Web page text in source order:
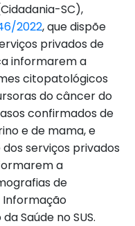
SC),
2022, que dispõe
privados de
informarem a
citopatológicos
do câncer do
confirmados de
e de mama, e
serviços privados
a
de
Informação
Saúde no SUS.